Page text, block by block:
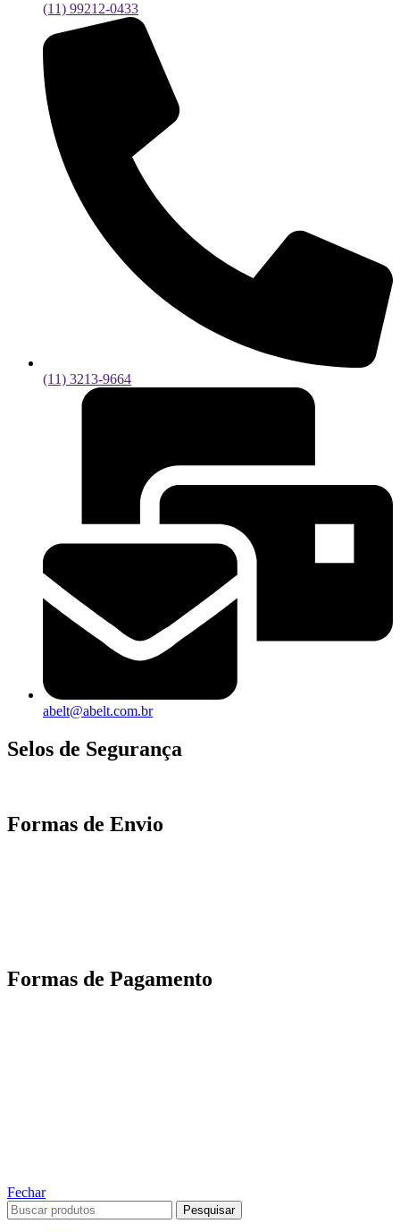
(11) 99212-0433
(11) 3213-9664
abelt@abelt.com.br
Selos de Segurança
Formas de Envio
Formas de Pagamento
Fechar
Pesquisar